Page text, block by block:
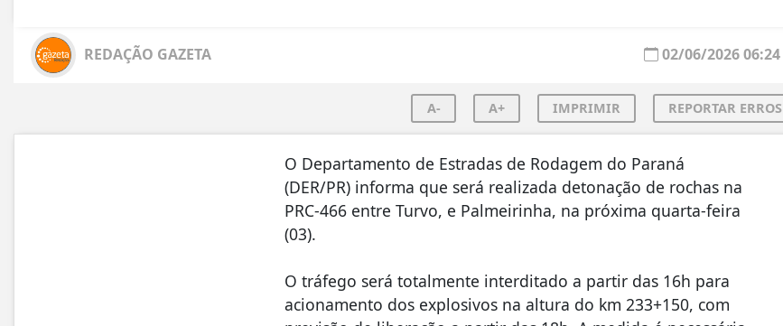
REDAÇÃO GAZETA 02/06/2026 06:24
A- A+ IMPRIMIR REPORTAR ERROS
O Departamento de Estradas de Rodagem do Paraná
(DER/PR) informa que será realizada detonação de rochas na
PRC-466 entre Turvo, e Palmeirinha, na próxima quarta-feira
(03).
O tráfego será totalmente interditado a partir das 16h para
acionamento dos explosivos na altura do km 233+150, com